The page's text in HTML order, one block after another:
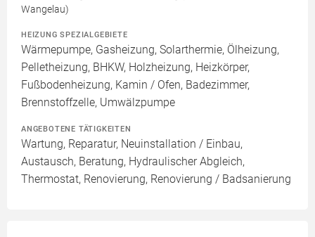
Wangelau)
HEIZUNG SPEZIALGEBIETE
Wärmepumpe, Gasheizung, Solarthermie, Ölheizung,
Pelletheizung, BHKW, Holzheizung, Heizkörper,
Fußbodenheizung, Kamin / Ofen, Badezimmer,
Brennstoffzelle, Umwälzpumpe
ANGEBOTENE TÄTIGKEITEN
Wartung, Reparatur, Neuinstallation / Einbau,
Austausch, Beratung, Hydraulischer Abgleich,
Thermostat, Renovierung, Renovierung / Badsanierung